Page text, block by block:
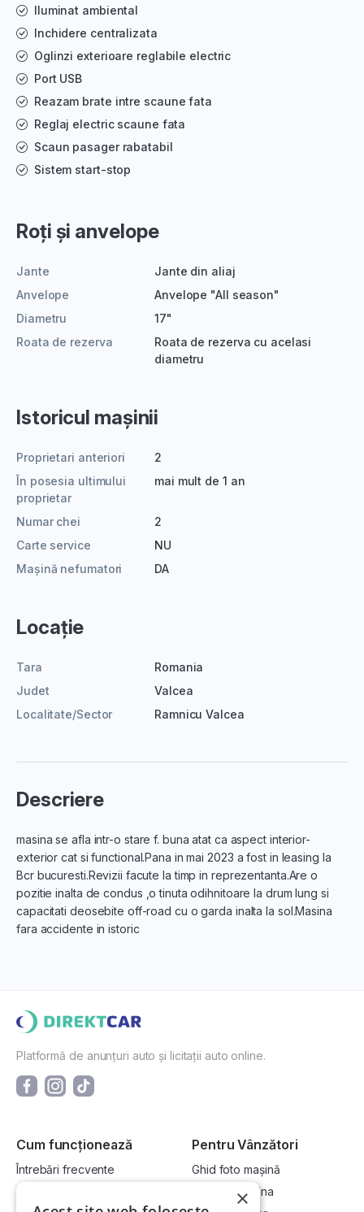
Iluminat ambiental
Inchidere centralizata
Oglinzi exterioare reglabile electric
Port USB
Reazam brate intre scaune fata
Reglaj electric scaune fata
Scaun pasager rabatabil
Sistem start-stop
Roți și anvelope
Jante
Jante din aliaj
Anvelope
Anvelope "All season"
Diametru
17"
Roata de rezerva
Roata de rezerva cu acelasi
diametru
Istoricul mașinii
Proprietari anteriori
2
În posesia ultimului
proprietar
mai mult de 1 an
Numar chei
2
Carte service
NU
Mașină nefumatori
DA
Locație
Tara
Romania
Judet
Valcea
Localitate/Sector
Ramnicu Valcea
Descriere
masina se afla intr-o stare f. buna atat ca aspect interior-
exterior cat si functional.Pana in mai 2023 a fost in leasing la
Bcr bucuresti.Revizii facute la timp in reprezentanta.Are o
pozitie inalta de condus ,o tinuta odihnitoare la drum lung si
capacitati deosebite off-road cu o garda inalta la sol.Masina
fara accidente in istoric
Platformă de anunțuri auto și licitații auto online.
Cum funcționează
Întrebări frecvente
Pentru Vânzători
Ghid foto mașină
Vinde-ți mașina
×